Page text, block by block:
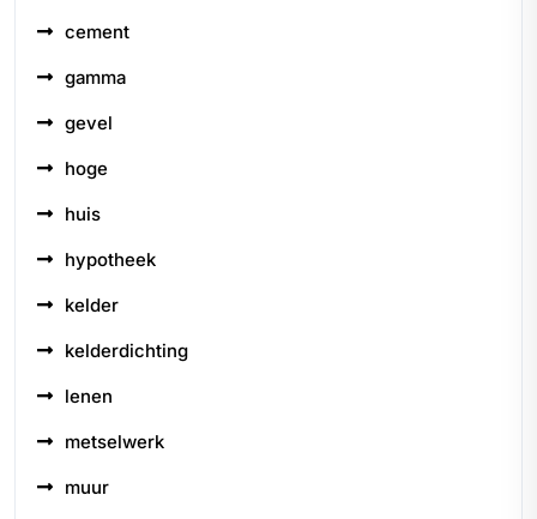
cement
gamma
gevel
hoge
huis
hypotheek
kelder
kelderdichting
lenen
metselwerk
muur